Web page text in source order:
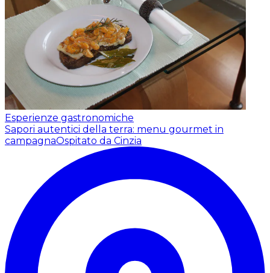
Esperienze gastronomiche
Sapori autentici della terra: menu gourmet in
campagnaOspitato da Cinzia